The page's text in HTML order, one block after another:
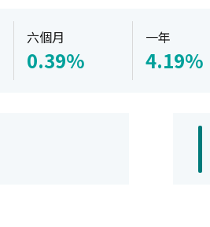
六個月
0.39%
一年
4.19%